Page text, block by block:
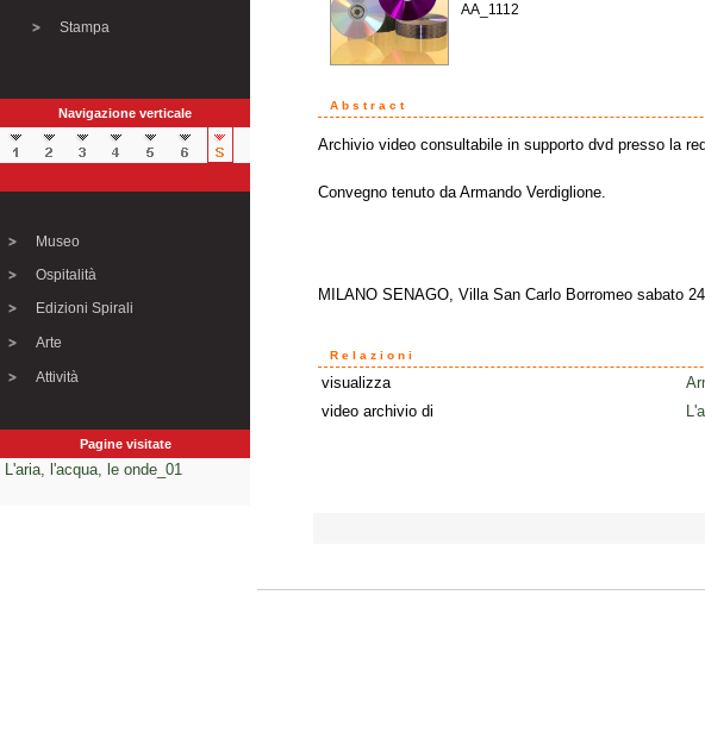
Stampa
Navigazione verticale
Museo
Ospitalità
Edizioni Spirali
Arte
Attività
Pagine visitate
L'aria, l'acqua, le onde_01
AA_1112
Abstract
Archivio video consultabile in supporto dvd presso la
Convegno tenuto da Armando Verdiglione.
MILANO SENAGO, Villa San Carlo Borromeo sabato
Relazioni
visualizza
video archivio di